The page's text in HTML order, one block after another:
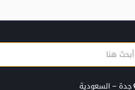
جدة – السعودية